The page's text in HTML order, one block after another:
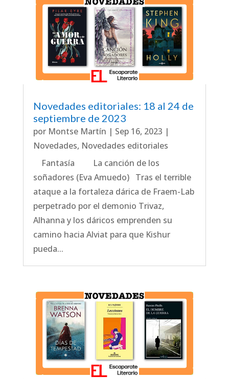
Novedades editoriales: 18 al 24 de
septiembre de 2023
por Montse Martín | Sep 16, 2023 |
Novedades, Novedades editoriales
Fantasía La canción de los
soñadores (Eva Amuedo) Tras el terrible
ataque a la fortaleza dárica de Fraem-Lab
perpetrado por el demonio Trivaz,
Alhanna y los dáricos emprenden su
camino hacia Alviat para que Kishur
pueda...